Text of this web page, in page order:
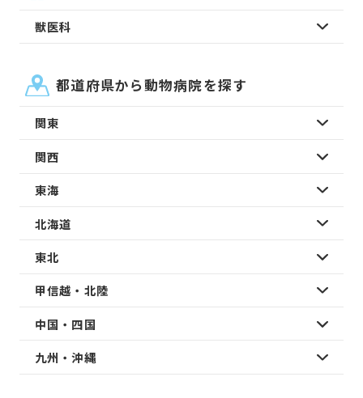
獣医科
都道府県から動物病院を探す
関東
関西
東海
北海道
東北
甲信越・北陸
中国・四国
九州・沖縄